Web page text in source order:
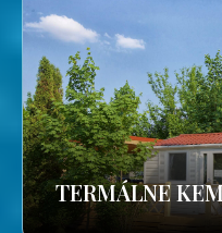
TERMÁLNE